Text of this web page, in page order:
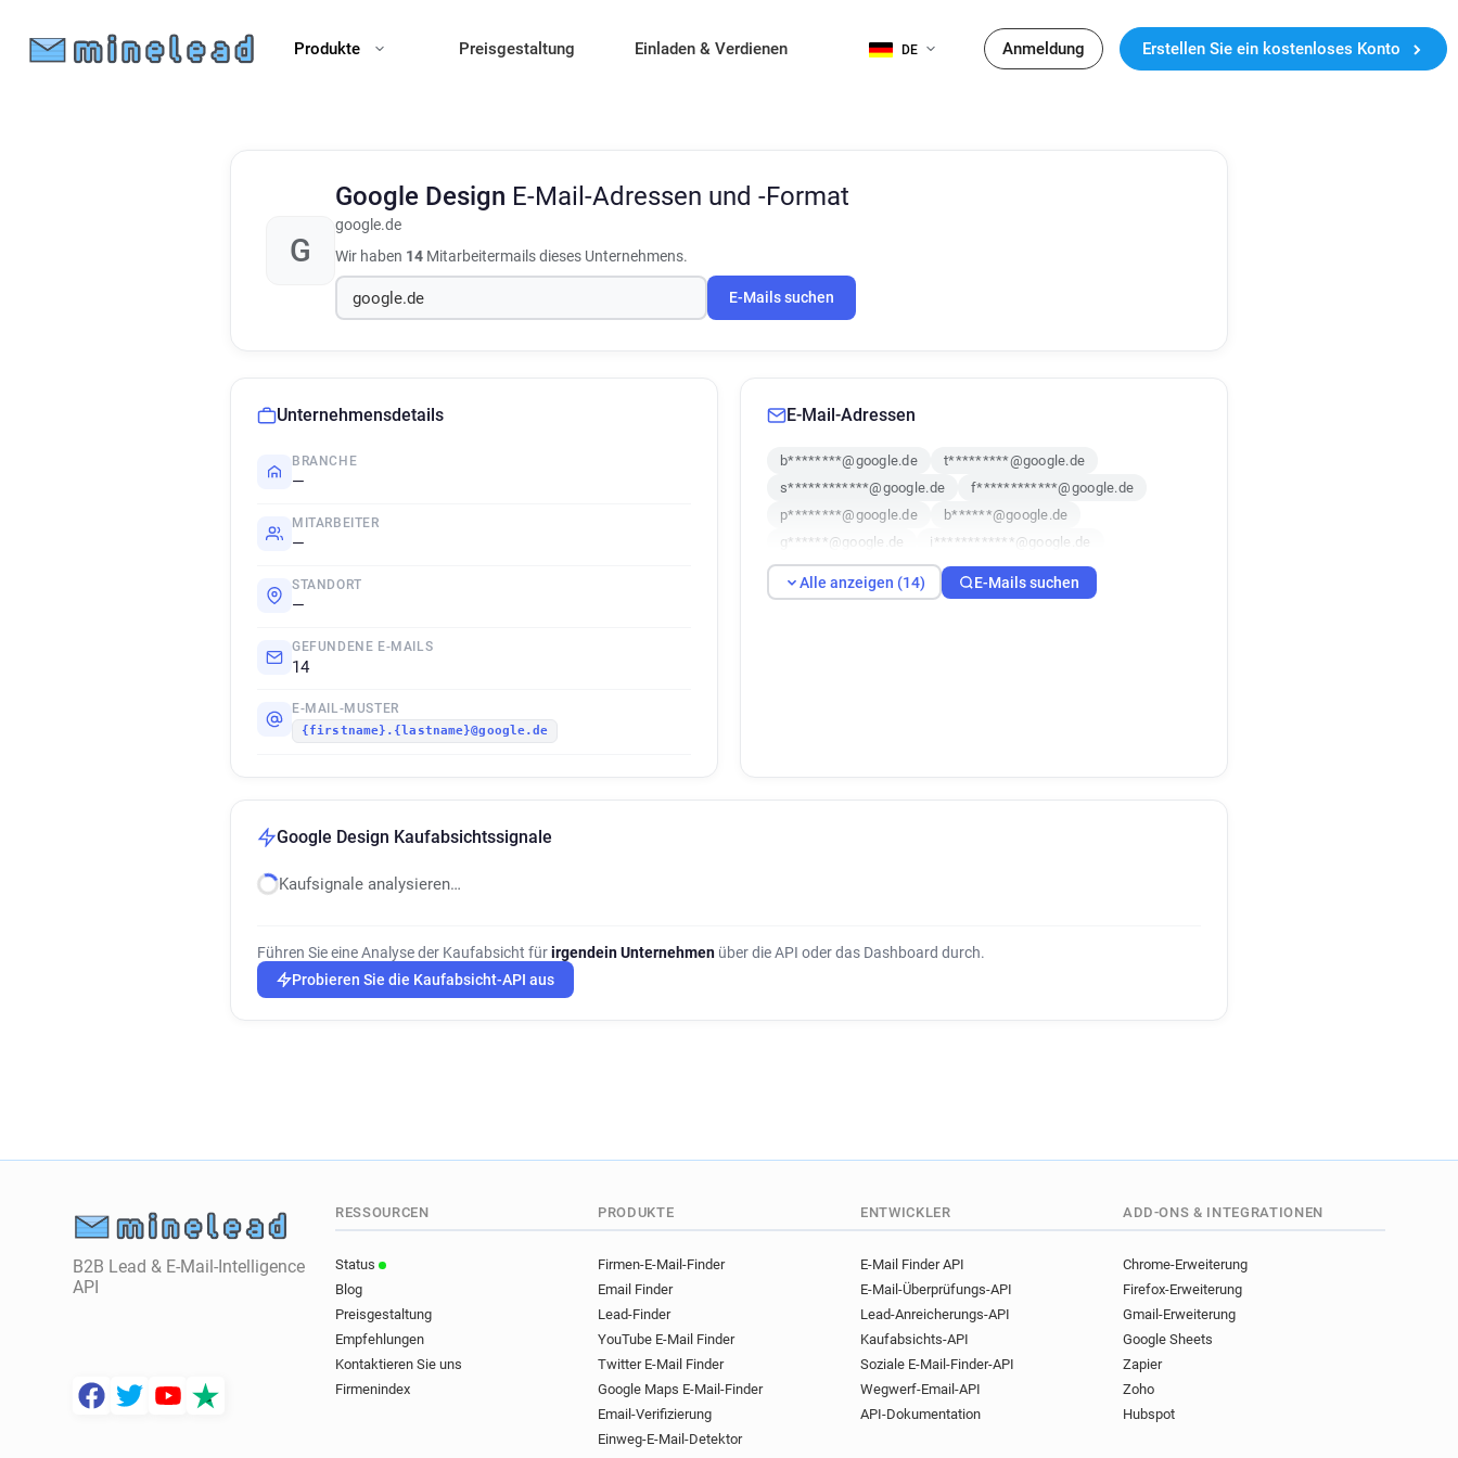
Produkte Preisgestaltung Einladen & Verdienen DE Anmeldung Erstellen Sie ein kostenloses Konto
G
Google Design E-Mail-Adressen und -Format
google.de
Wir haben 14 Mitarbeitermails dieses Unternehmens.
E-Mails suchen
Unternehmensdetails
BRANCHE
—
MITARBEITER
—
STANDORT
—
GEFUNDENE E-MAILS
14
E-MAIL-MUSTER
{firstname}.{lastname}@google.de
E-Mail-Adressen
b********@google.de
t*********@google.de
s************@google.de
f************@google.de
p********@google.de
b******@google.de
g******@google.de
i************@google.de
y******@google.de
g********@google.de
f*****@google.de
k***********@google.de
Alle anzeigen (14) E-Mails suchen
Google Design Kaufabsichtssignale
Kaufsignale analysieren…
Führen Sie eine Analyse der Kaufabsicht fürirgendein Unternehmen über die API oder das Dashboard durch.
Probieren Sie die Kaufabsicht-API aus
B2B Lead & E-Mail-Intelligence
API
RESSOURCEN
Status
Blog
Preisgestaltung
Empfehlungen
Kontaktieren Sie uns
Firmenindex
PRODUKTE
Firmen-E-Mail-Finder
Email Finder
Lead-Finder
YouTube E-Mail Finder
Twitter E-Mail Finder
Google Maps E-Mail-Finder
Email-Verifizierung
Einweg-E-Mail-Detektor
ENTWICKLER
E-Mail Finder API
E-Mail-Überprüfungs-API
Lead-Anreicherungs-API
Kaufabsichts-API
Soziale E-Mail-Finder-API
Wegwerf-Email-API
API-Dokumentation
ADD-ONS & INTEGRATIONEN
Chrome-Erweiterung
Firefox-Erweiterung
Gmail-Erweiterung
Google Sheets
Zapier
Zoho
Hubspot